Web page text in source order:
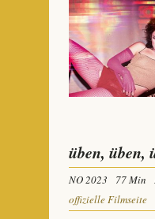
üben, üben,
NO 2023 77 Min
offizielle Filmseite